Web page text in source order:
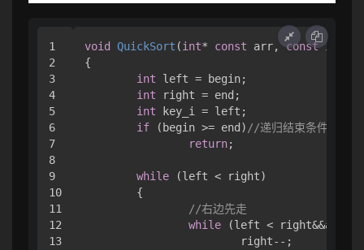
1
2
3
4
5
6
7
8
9
10
11
12
13
void QuickSort (int* const arr, const int
{
int left = begin;
int right = end;
int key_i = left;
if (begin >= end) //递归结束条件
return;
while (left < right)
//右边先走
while (left <